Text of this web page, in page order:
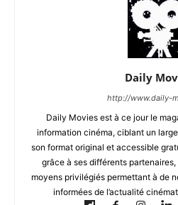
Daily
http://www.daily-
Daily Movies est à ce jour le
information cinéma, ciblant un
son format original et accessible
grâce à ses différents
moyens privilégiés permettant à de
informées de l’actualité